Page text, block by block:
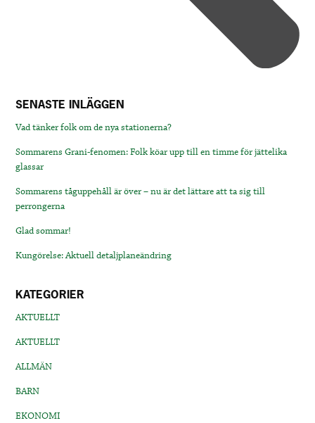
SENASTE INLÄGGEN
Vad tänker folk om de nya stationerna?
Sommarens Grani-fenomen: Folk köar upp till en timme för jättelika
glassar
Sommarens tåguppehåll är över – nu är det lättare att ta sig till
perrongerna
Glad sommar!
Kungörelse: Aktuell detaljplaneändring
KATEGORIER
AKTUELLT
AKTUELLT
ALLMÄN
BARN
EKONOMI